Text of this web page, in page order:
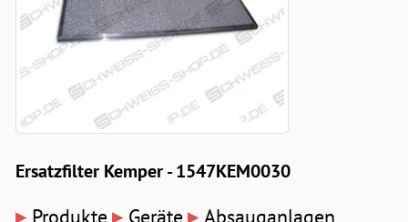
Ersatzfilter Kemper - 1547KEM0030
▸ Produkte ▸ Geräte ▸ Absauganlagen